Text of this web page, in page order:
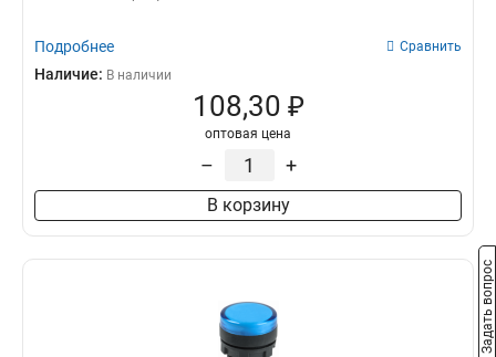
Подробнее Сравнить
Наличие: В наличии
108,30 ₽
оптовая цена
– +
В корзину
Задать вопрос